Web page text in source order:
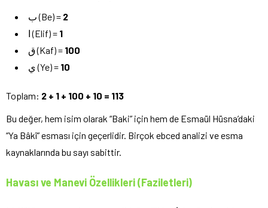
ب (Be) = 2
ا (Elif) = 1
ق (Kaf) = 100
ي (Ye) = 10
Toplam: 2 + 1 + 100 + 10 = 113
Bu değer, hem isim olarak “Baki” için hem de Esmaül Hüsna’daki
“Ya Bâkî” esması için geçerlidir. Birçok ebced analizi ve esma
kaynaklarında bu sayı sabittir.
Havası ve Manevi Özellikleri (Faziletleri)